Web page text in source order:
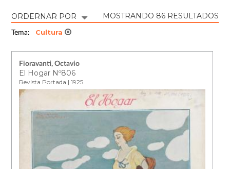
ORDERNAR POR MOSTRANDO 86 RESULTADOS
Tema: Cultura
Fioravanti, Octavio
El Hogar Nº806
Revista Portada | 1925